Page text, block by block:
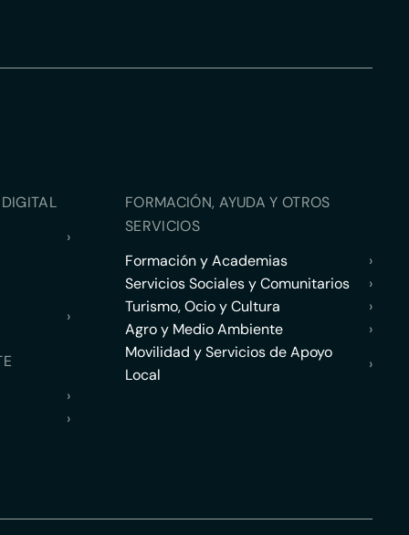
›
›
›
›
FORMACIÓN, AYUDA Y OTROS
SERVICIOS
Formación y Academias
›
Servicios Sociales y Comunitarios
›
Turismo, Ocio y Cultura
›
Agro y Medio Ambiente
›
Movilidad y Servicios de Apoyo
Local
›